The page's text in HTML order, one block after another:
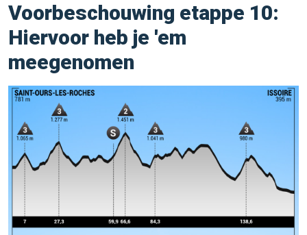
Voorbeschouwing etappe 10:
Hiervoor heb je 'em
meegenomen